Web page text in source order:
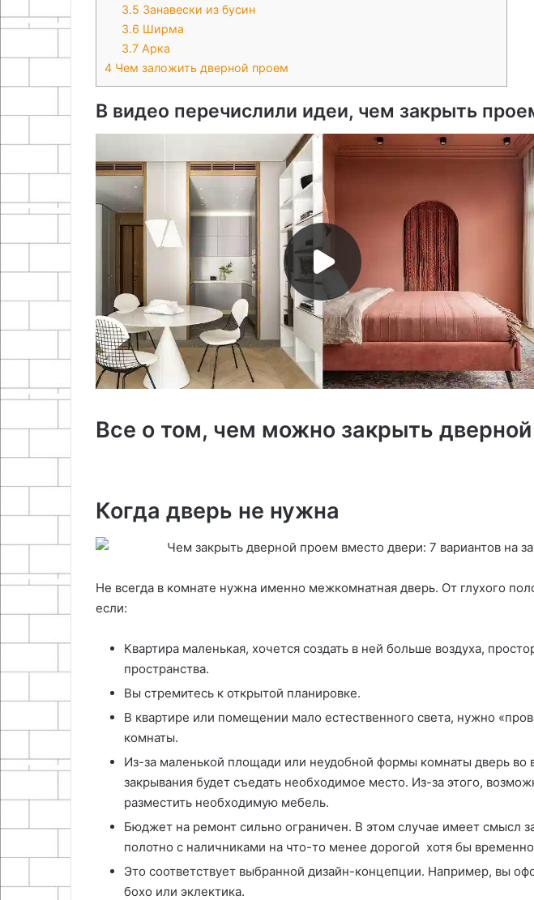
3.5 Занавески из бусин
3.6 Ширма
3.7 Арка
4 Чем заложить дверной проем
В видео перечислили идеи, чем закрыть
Все о том, чем можно закрыть
Когда дверь не нужна
Не всегда в комнате нужна именно межкомнатная дверь. От глухого
если:
Квартира маленькая, хочется создать в ней больше воздуха,
пространства.
Вы стремитесь к открытой планировке.
В квартире или помещении мало естественного света, нужно
комнаты.
Из-за маленькой площади или неудобной формы комнаты дверь во
закрывания будет съедать необходимое место. Из-за этого,
разместить необходимую мебель.
Бюджет на ремонт сильно ограничен. В этом случае имеет смысл
полотно с наличниками на что-то менее дорогой хотя бы
Это соответствует выбранной дизайн-концепции. Например, вы
бохо или эклектика.